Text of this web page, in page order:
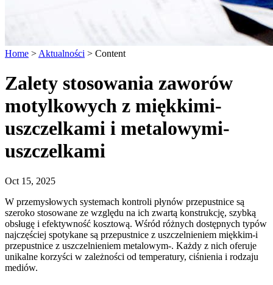
Home > Aktualności > Content
Zalety stosowania zaworów
motylkowych z miękkimi-
uszczelkami i metalowymi-
uszczelkami
Oct 15, 2025
W przemysłowych systemach kontroli płynów przepustnice są
szeroko stosowane ze względu na ich zwartą konstrukcję, szybką
obsługę i efektywność kosztową. Wśród różnych dostępnych typów
najczęściej spotykane są przepustnice z uszczelnieniem miękkim-i
przepustnice z uszczelnieniem metalowym-. Każdy z nich oferuje
unikalne korzyści w zależności od temperatury, ciśnienia i rodzaju
mediów.